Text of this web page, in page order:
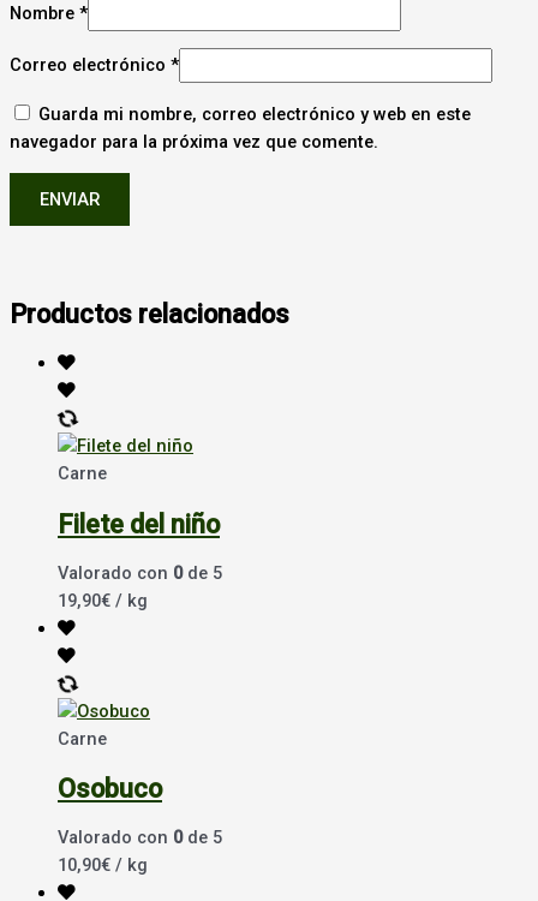
Nombre *
Correo electrónico *
Guarda mi nombre, correo electrónico y web en este
navegador para la próxima vez que comente.
Productos relacionados
Carne
Filete del niño
Valorado con 0de 5
19,90€ / kg
Carne
Osobuco
Valorado con 0de 5
10,90€ / kg